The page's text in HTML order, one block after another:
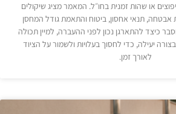
או שהות זמנית בחו״ל. המאמר מציג שיקולים
אבטחה, תנאי אחסון, ביטוח והתאמת גודל המחסן
כיצד להתארגן נכון לפני ההעברה, למיין תכולה
יעילה, כדי לחסוך בעלויות ולשמור על הציוד
לאורך זמן.